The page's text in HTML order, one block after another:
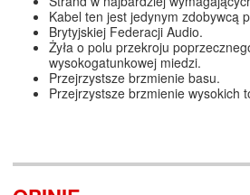
Kabel ten jest jedynym zdobywcą
Brytyjskiej Federacji Audio.
Żyła o polu przekroju
wysokogatunkowej miedzi.
Przejrzystsze brzmienie basu.
Przejrzystsze brzmienie wysokich